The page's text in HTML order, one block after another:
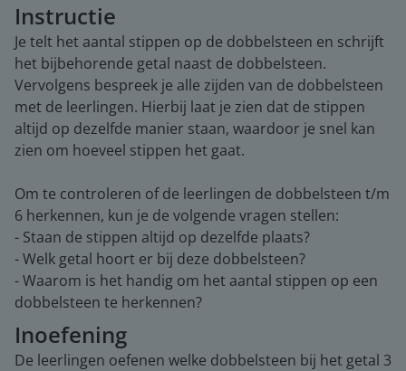
Instructie
Je telt het aantal stippen op de dobbelsteen en schrijft
het bijbehorende getal naast de dobbelsteen.
Vervolgens bespreek je alle zijden van de dobbelsteen
met de leerlingen. Hierbij laat je zien dat de stippen
altijd op dezelfde manier staan, waardoor je snel kan
zien om hoeveel stippen het gaat.
Om te controleren of de leerlingen de dobbelsteen t/m
6 herkennen, kun je de volgende vragen stellen:
- Staan de stippen altijd op dezelfde plaats?
- Welk getal hoort er bij deze dobbelsteen?
- Waarom is het handig om het aantal stippen op een
dobbelsteen te herkennen?
Inoefening
De leerlingen oefenen welke dobbelsteen bij het getal 3